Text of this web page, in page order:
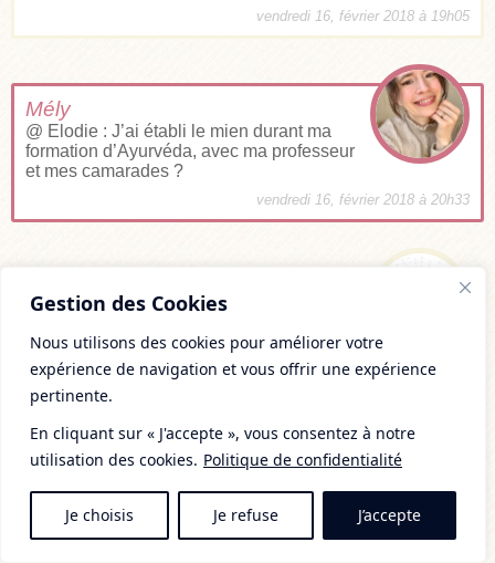
Gestion des Cookies
Nous utilisons des cookies pour améliorer votre
expérience de navigation et vous offrir une expérience
pertinente.
En cliquant sur « J'accepte », vous consentez à notre
utilisation des cookies. Politique de confidentialité
Je choisis Je refuse J’accepte
vendredi 16, février 2018 à 19h05
Mély
@ Elodie : J’ai établi le mien durant ma
formation d’Ayurvéda, avec ma professeur
et mes camarades ?
vendredi 16, février 2018 à 20h33
Sourd
Bonjour, merci pour votre article!
J’aimerai un petit conseil si c’est possible:
ma compagne est médecin généraliste et
s’intéresse depuis peu à la médecine ayurvédique. Je lui
cherche donc un livre pour Noël qui ne soit ni trop
qu’elle aie un bon niveau d’anglais. Or vous parlez de
l’ouvrage : L’Ayurvéda, de Sylvie Verbois. Me
conseilleriez vous celui ci?Merci! Mr Camille Sourd